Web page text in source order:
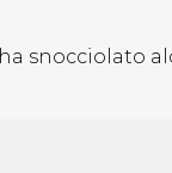
snocciolato